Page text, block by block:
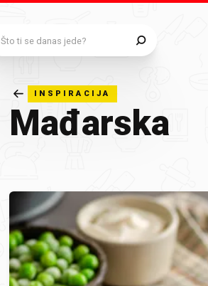
INSPIRACIJA
Mađarska
Što ti se danas jede?